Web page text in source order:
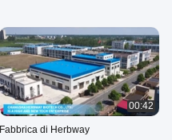
00:42
Fabbrica di Herbway